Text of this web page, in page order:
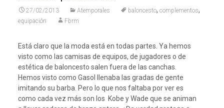
27/02/2013 Atemporales baloncesto, complementos,
equipación Fbrm
Está claro que la moda está en todas partes. Ya hemos
visto como las camisas de equipos, de jugadores o de
estética de baloncesto salen fuera de las canchas.
Hemos visto como Gasol llenaba las gradas de gente
imitando su barba. Pero lo que nos faltaba por ver es
como cada vez más son los Kobe y Wade que se animan